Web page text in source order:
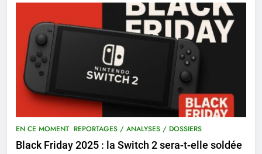
EN CE MOMENT REPORTAGES / ANALYSES / DOSSIERS
Black Friday 2025 : la Switch 2 sera-t-elle soldée